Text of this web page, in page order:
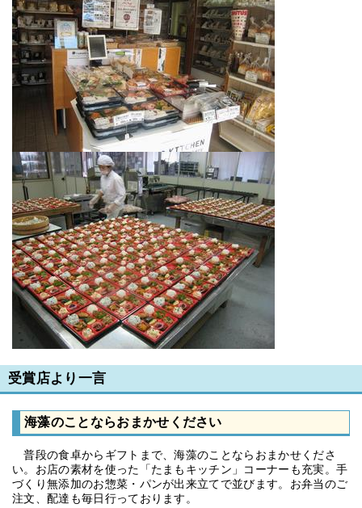
受賞店より一言
海藻のことならおまかせください
普段の食卓からギフトまで、海藻のことならおまかせくださ
い。お店の素材を使った「たまもキッチン」コーナーも充実。手
づくり無添加のお惣菜・パンが出来立てで並びます。お弁当のご
注文、配達も毎日行っております。